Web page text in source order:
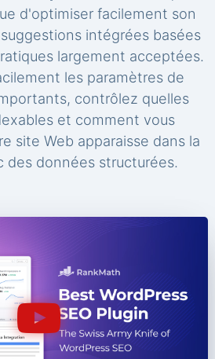
d'optimiser facilement son
intégrées basées
largement acceptées.
les paramètres de
contrôlez quelles
et comment vous
site Web apparaisse dans la
des données structurées.